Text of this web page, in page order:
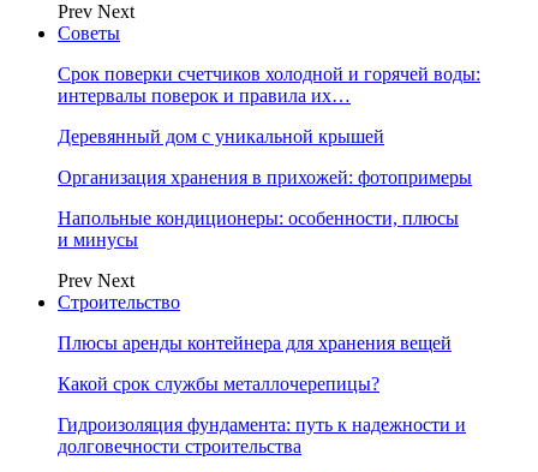
Prev Next
Советы
Срок поверки счетчиков холодной и горячей воды:
интервалы поверок и правила их…
Деревянный дом с уникальной крышей
Организация хранения в прихожей: фотопримеры
Напольные кондиционеры: особенности, плюсы
и минусы
Prev Next
Строительство
Плюсы аренды контейнера для хранения вещей
Какой срок службы металлочерепицы?
Гидроизоляция фундамента: путь к надежности и
долговечности строительства